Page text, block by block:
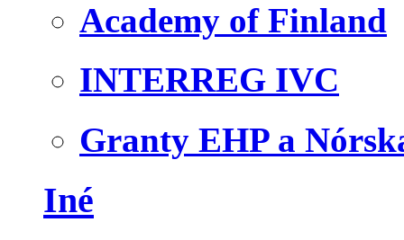
Academy of Finland
INTERREG IVC
Granty EHP a
Iné